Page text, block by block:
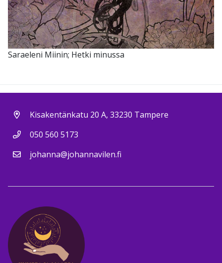
Saraeleni Miinin; Hetki minussa
Kisakentänkatu 20 A, 33230 Tampere
050 560 5173
johanna@johannavilen.fi